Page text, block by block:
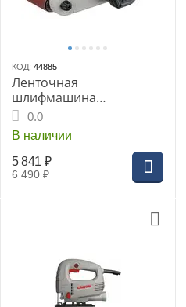
КОД: 44885
Ленточная
шлифмашина
Интерскол ЛШМ-76/900
0.0
В наличии
6 490 ₽
5 841 ₽